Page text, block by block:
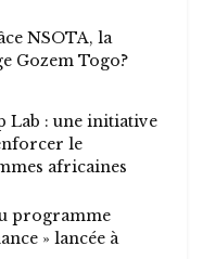
NSOTA, la
Gozem Togo?
Lab : une initiative
le
africaines
programme
» lancée à